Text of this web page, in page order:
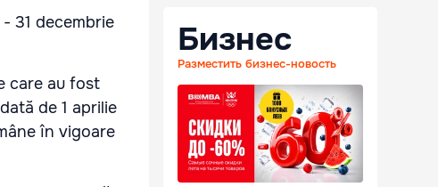
31 decembrie
care au fost
de 1 aprilie
în vigoare
Бизнес
Разместить бизнес-новость